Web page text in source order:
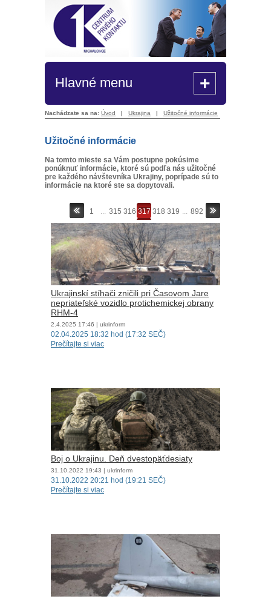
Hlavné menu +
Nachádzate sa na: Úvod | Ukrajina | Užitočné informácie
Užitočné informácie
Na tomto mieste sa Vám postupne pokúsime
ponúknuť informácie, ktoré sú podľa nás užitočné
pre každého návštevníka Ukrajiny, poprípade sú to
informácie na ktoré ste sa dopytovali.
1 ... 315 316 317 318 319 ... 892
Ukrajinskí stíhači zničili pri Časovom Jare
nepriateľské vozidlo protichemickej obrany
RHM-4
2.4.2025 17:46 | ukrinform
02.04.2025 18:32 hod (17:32 SEČ)
Prečítajte si viac
Boj o Ukrajinu. Deň dvestopäťdesiaty
31.10.2022 19:43 | ukrinform
31.10.2022 20:21 hod (19:21 SEČ)
Prečítajte si viac